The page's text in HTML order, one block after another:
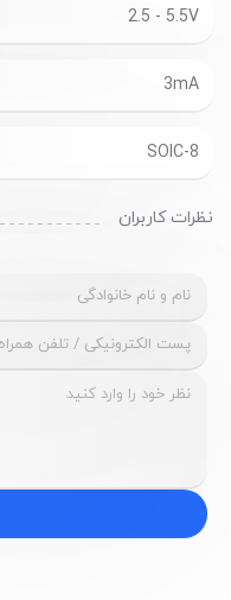
2.5 - 5.5V
3mA
SOIC-8
نظرات کاربران